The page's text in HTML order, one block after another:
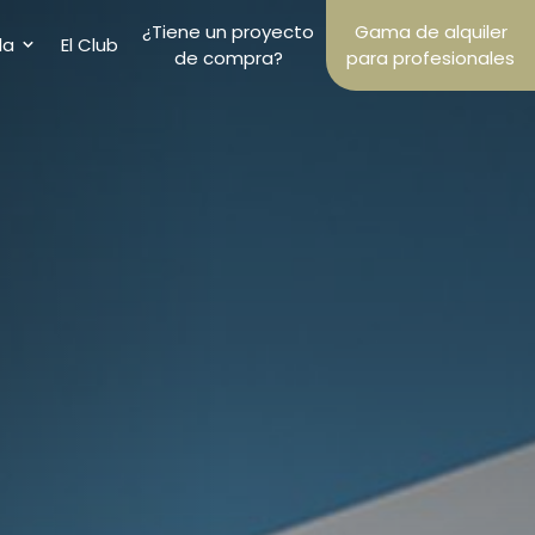
El Club
¿Tiene un proyecto
de compra?
Gama de alquiler
para profesionales